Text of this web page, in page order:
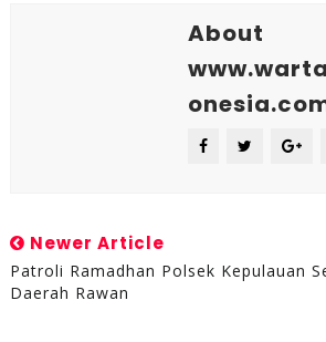
About
Newer Article
Patroli Ramadhan Polsek Kepulauan
Daerah Rawan